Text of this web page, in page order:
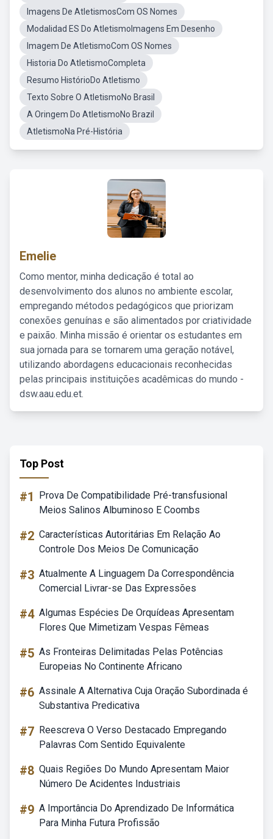
Imagens De AtletismosCom OS Nomes
Modalidad ES Do AtletismoImagens Em Desenho
Imagem De AtletismoCom OS Nomes
Historia Do AtletismoCompleta
Resumo HistórioDo Atletismo
Texto Sobre O AtletismoNo Brasil
A Oringem Do AtletismoNo Brazil
AtletismoNa Pré-História
Emelie
Como mentor, minha dedicação é total ao
desenvolvimento dos alunos no ambiente escolar,
empregando métodos pedagógicos que priorizam
conexões genuínas e são alimentados por criatividade
e paixão. Minha missão é orientar os estudantes em
sua jornada para se tornarem uma geração notável,
utilizando abordagens educacionais reconhecidas
pelas principais instituições acadêmicas do mundo -
dsw.aau.edu.et.
Top Post
#1
Prova De Compatibilidade Pré-transfusional
Meios Salinos Albuminoso E Coombs
#2 Características Autoritárias Em Relação Ao
Controle Dos Meios De Comunicação
#3 Atualmente A Linguagem Da Correspondência
Comercial Livrar-se Das Expressões
#4 Algumas Espécies De Orquídeas Apresentam
Flores Que Mimetizam Vespas Fêmeas
#5 As Fronteiras Delimitadas Pelas Potências
Europeias No Continente Africano
#6 Assinale A Alternativa Cuja Oração Subordinada é
Substantiva Predicativa
#7 Reescreva O Verso Destacado Empregando
Palavras Com Sentido Equivalente
#8 Quais Regiões Do Mundo Apresentam Maior
Número De Acidentes Industriais
#9 A Importância Do Aprendizado De Informática
Para Minha Futura Profissão